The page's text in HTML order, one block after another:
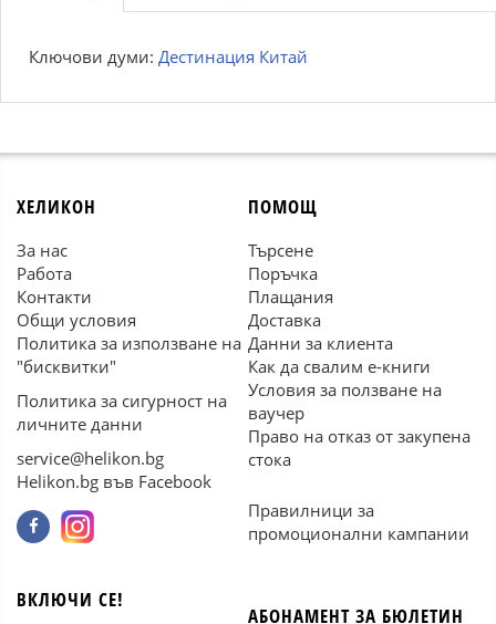
Ключови думи: Дестинация Китай
ХЕЛИКОН
За нас
Работа
Контакти
Общи условия
Политика за използване на
"бисквитки"
Политика за сигурност на
личните данни
service@helikon.bg
Helikon.bg във Facebook
ПОМОЩ
Търсене
Поръчка
Плащания
Доставка
Данни за клиента
Как да свалим е-книги
Условия за ползване на
ваучер
Право на отказ от закупена
стока
Правилници за
промоционални кампании
ВКЛЮЧИ СЕ!
АБОНАМЕНТ ЗА БЮЛЕТИН